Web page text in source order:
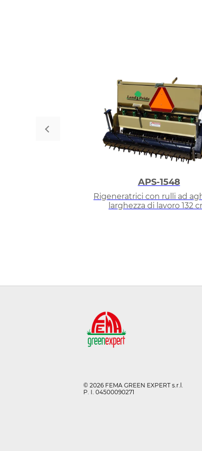
APS-1548
Rigeneratrici con rulli ad
larghezza di lavoro 132
© 2026 FEMA GREEN EXPERT s.r.l.
P. I. 04500090271